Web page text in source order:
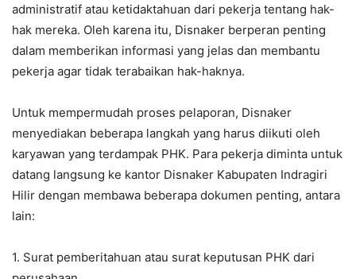
administratif atau ketidaktahuan dari pekerja tentang hak-
hak mereka. Oleh karena itu, Disnaker berperan penting
dalam memberikan informasi yang jelas dan membantu
pekerja agar tidak terabaikan hak-haknya.
Untuk mempermudah proses pelaporan, Disnaker
menyediakan beberapa langkah yang harus diikuti oleh
karyawan yang terdampak PHK. Para pekerja diminta untuk
datang langsung ke kantor Disnaker Kabupaten Indragiri
Hilir dengan membawa beberapa dokumen penting, antara
lain:
1. Surat pemberitahuan atau surat keputusan PHK dari